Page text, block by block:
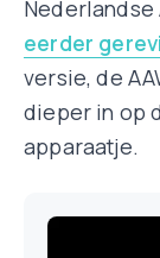
Nederlandse
eerder
versie, de
dieper in op
apparaatje.